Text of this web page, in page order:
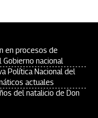
en procesos de
nacional
Política Nacional del
actuales
del natalicio de Don